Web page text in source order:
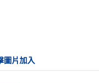
圖片加入